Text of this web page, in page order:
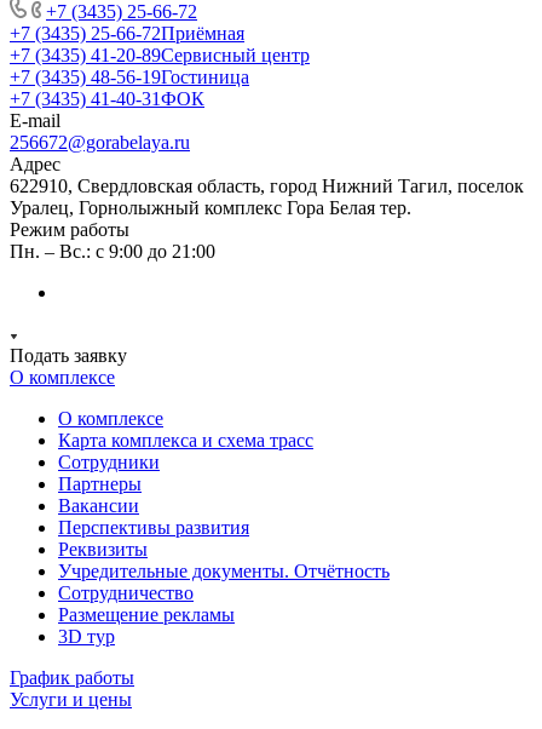
+7 (3435) 25-66-72
+7 (3435) 25-66-72Приёмная
+7 (3435) 41-20-89Сервисный центр
+7 (3435) 48-56-19Гостиница
+7 (3435) 41-40-31ФОК
E-mail
256672@gorabelaya.ru
Адрес
622910, Свердловская область, город Нижний Тагил, поселок
Уралец, Горнолыжный комплекс Гора Белая тер.
Режим работы
Пн. – Вс.: с 9:00 до 21:00
Подать заявку
О комплексе
О комплексе
Карта комплекса и схема трасс
Сотрудники
Партнеры
Вакансии
Перспективы развития
Реквизиты
Учредительные документы. Отчётность
Сотрудничество
Размещение рекламы
3D тур
График работы
Услуги и цены